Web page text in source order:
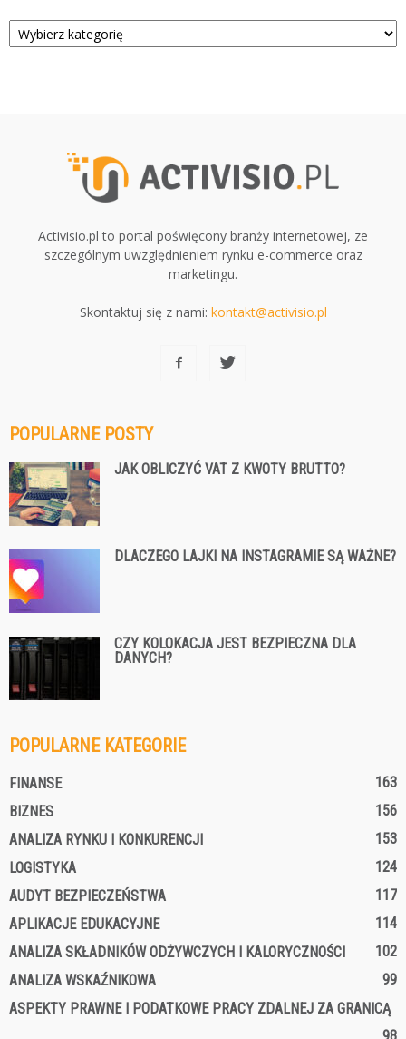
Kategorie
Activisio.pl to portal poświęcony branży internetowej, ze
szczególnym uwzględnieniem rynku e-commerce oraz
marketingu.
Skontaktuj się z nami: kontakt@activisio.pl
POPULARNE POSTY
JAK OBLICZYĆ VAT Z KWOTY BRUTTO?
DLACZEGO LAJKI NA INSTAGRAMIE SĄ WAŻNE?
CZY KOLOKACJA JEST BEZPIECZNA DLA
DANYCH?
POPULARNE KATEGORIE
FINANSE
163
BIZNES
156
ANALIZA RYNKU I KONKURENCJI
153
LOGISTYKA
124
AUDYT BEZPIECZEŃSTWA
117
APLIKACJE EDUKACYJNE
114
ANALIZA SKŁADNIKÓW ODŻYWCZYCH I KALORYCZNOŚCI
102
ANALIZA WSKAŹNIKOWA
99
ASPEKTY PRAWNE I PODATKOWE PRACY ZDALNEJ ZA GRANICĄ
98